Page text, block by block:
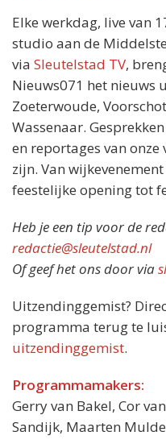
Elke werkdag, live van
studio aan de
via Sleutelstad TV,
Nieuws071 het nieuws
Zoeterwoude,
Wassenaar.
en reportages van
zijn. Van
feestelijke opening tot
Heb je een tip voor de
redactie@sleutelstad.nl
Of geef het ons door via
Uitzendinggemist?
programma terug te
uitzendinggemist.
Programmamakers:
Gerry van Bakel, Cor
Sandijk, Maarten